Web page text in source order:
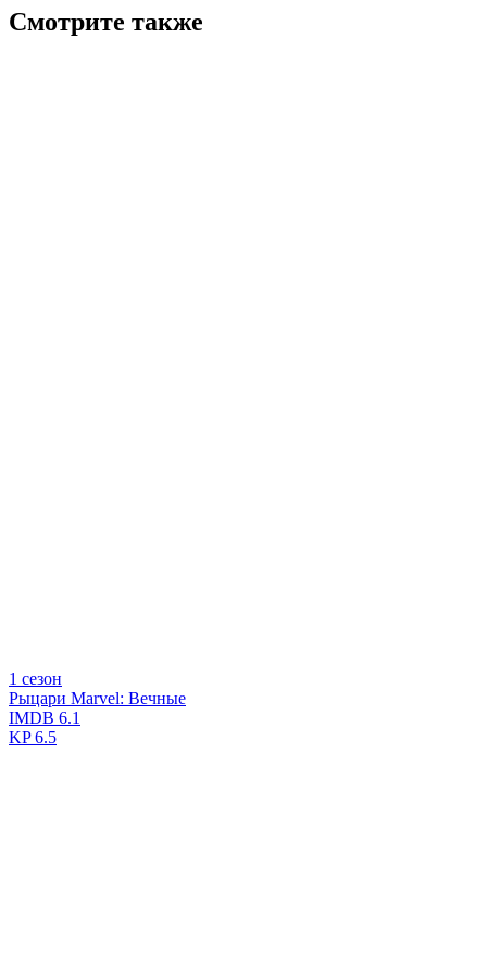
Смотрите также
1 сезон
Рыцари Marvel: Вечные
IMDB 6.1
KP6.5